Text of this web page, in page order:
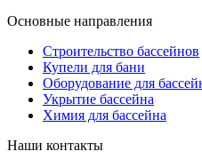
Основные направления
Строительство бассейнов
Купели для бани
Оборудование для
Укрытие бассейна
Химия для бассейна
Наши контакты